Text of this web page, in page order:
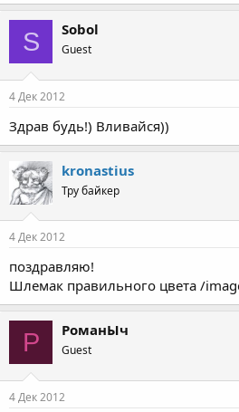
S Sobol
Guest
4 Дек 2012
Здрав будь!) Вливайся))
kronastius
Тру байкер
4 Дек 2012
поздравляю!
Шлемак правильного цвета /
Р РоманЫч
Guest
4 Дек 2012